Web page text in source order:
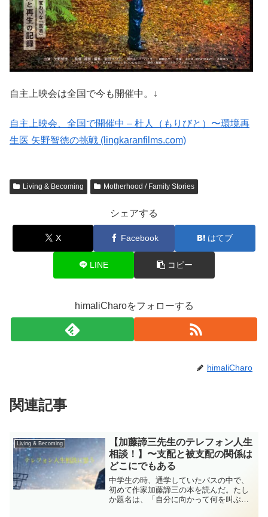
自主上映会は全国で今も開催中。↓
自主上映会、全国で開催中 – 杜人（もりびと）〜環境再
生医 矢野智徳の挑戦 (lingkaranfilms.com)
Living & Becoming Motherhood / Family Stories
シェアする
X Facebook はてブ
LINE コピー
himaliCharoをフォローする
himaliCharo
関連記事
Living & Becoming
【加藤諦三先生のテレフォン人生
相談！】〜支配と被支配の関係は
どこにでもある
中学生の時、通学していたバスの中で、
初めて作家加藤諦三の本を読んだ。たし
か題名は、「自分に向かって何を叫ぶ